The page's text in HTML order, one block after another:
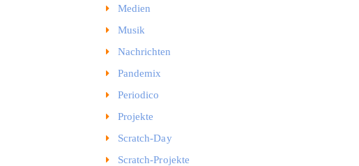
Medien
Musik
Nachrichten
Pandemix
Periodico
Projekte
Scratch-Day
Scratch-Projekte